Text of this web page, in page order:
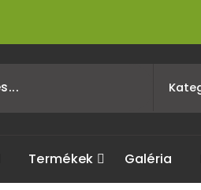
Termékek Galéria